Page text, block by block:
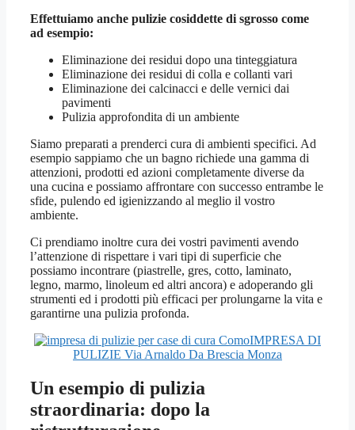
Effettuiamo anche pulizie cosiddette di sgrosso come
ad esempio:
Eliminazione dei residui dopo una tinteggiatura
Eliminazione dei residui di colla e collanti vari
Eliminazione dei calcinacci e delle vernici dai
pavimenti
Pulizia approfondita di un ambiente
Siamo preparati a prenderci cura di ambienti specifici. Ad
esempio sappiamo che un bagno richiede una gamma di
attenzioni, prodotti ed azioni completamente diverse da
una cucina e possiamo affrontare con successo entrambe le
sfide, pulendo ed igienizzando al meglio il vostro
ambiente.
Ci prendiamo inoltre cura dei vostri pavimenti avendo
l’attenzione di rispettare i vari tipi di superficie che
possiamo incontrare (piastrelle, gres, cotto, laminato,
legno, marmo, linoleum ed altri ancora) e adoperando gli
strumenti ed i prodotti più efficaci per prolungarne la vita e
garantirne una pulizia profonda.
IMPRESA DI
PULIZIE Via Arnaldo Da Brescia Monza
Un esempio di pulizia
straordinaria: dopo la